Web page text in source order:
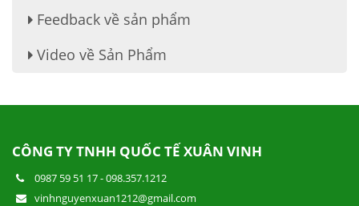
Video về Sản Phẩm
Feedback về sản phẩm
CÔNG TY TNHH QUỐC TẾ XUÂN VINH
0987 59 51 17-098.357.1212
vinhnguyenxuan1212@gmail.com